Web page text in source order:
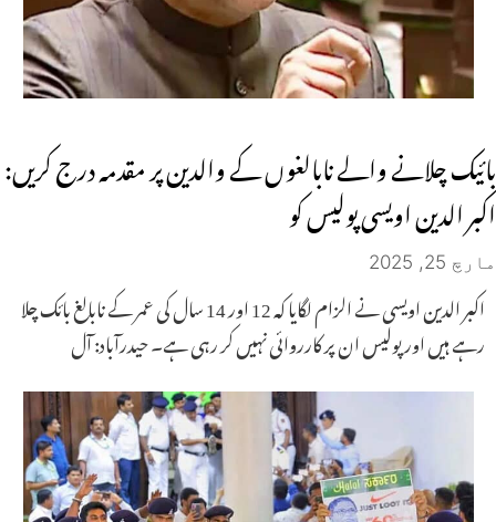
بائیک چلانے والے نابالغوں کے والدین پر مقدمہ درج کریں:
اکبر الدین اویسی پولیس کو
مارچ 25, 2025
اکبر الدین اویسی نے الزام لگایا کہ 12 اور 14 سال کی عمر کے نابالغ بائک چلا
رہے ہیں اور پولیس ان پر کارروائی نہیں کر رہی ہے۔ حیدرآباد: آل